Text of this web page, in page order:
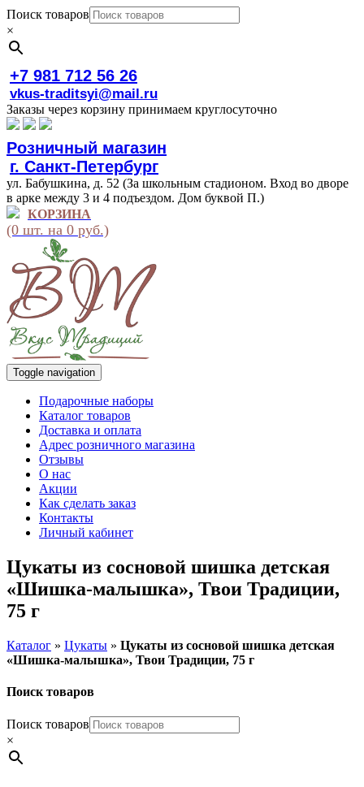
Поиск товаров
×
+7 981 712 56 26
vkus-traditsyi@mail.ru
Заказы через корзину принимаем круглосуточно
Розничный магазин
г. Санкт-Петербург
ул. Бабушкина, д. 52 (За школьным стадионом. Вход во дворе
в арке между 3 и 4 подъездом. Дом буквой П.)
КОРЗИНА
(0 шт. на 0 руб.)
Toggle navigation
Подарочные наборы
Каталог товаров
Доставка и оплата
Адрес розничного магазина
Отзывы
О нас
Акции
Как сделать заказ
Контакты
Личный кабинет
Цукаты из сосновой шишка детская
«Шишка-малышка», Твои Традиции,
75 г
Каталог » Цукаты » Цукаты из сосновой шишка детская
«Шишка-малышка», Твои Традиции, 75 г
Поиск товаров
Поиск товаров
×